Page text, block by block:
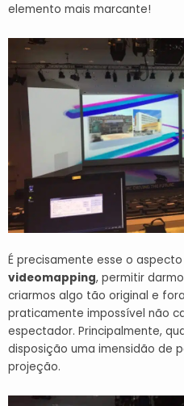
elemento mais marcante!
É precisamente esse o
videomapping, permitir
criarmos algo tão original e
praticamente impossível não
espectador. Principalmente,
disposição uma imensidão de
projeção.